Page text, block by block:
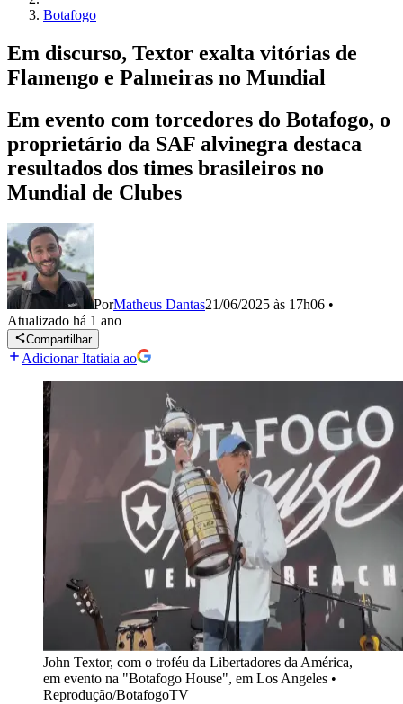
Botafogo
Em discurso, Textor exalta vitórias de
Flamengo e Palmeiras no Mundial
Em evento com torcedores do Botafogo, o
proprietário da SAF alvinegra destaca
resultados dos times brasileiros no
Mundial de Clubes
PorMatheus Dantas21/06/2025 às 17h06 •
Atualizado há 1 ano
Compartilhar
Adicionar Itatiaia ao
John Textor, com o troféu da Libertadores da América,
em evento na "Botafogo House", em Los Angeles •
Reprodução/BotafogoTV